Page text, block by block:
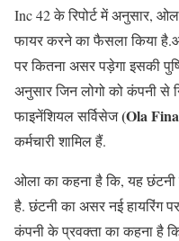
Inc 42 के रिपोर्ट में अनुसार,
फायर करने का फैसला किया
पर कितना असर पड़ेगा इसकी
अनुसार जिन लोगो को कंपनी से
फाइनेंशियल सर्विसेज(Ola
कर्मचारी शामिल हैं.
ओला का कहना है कि, यह छंटनी
है. छंटनी का असर नई हायरिंग
कंपनी के प्रवक्ता का कहना है